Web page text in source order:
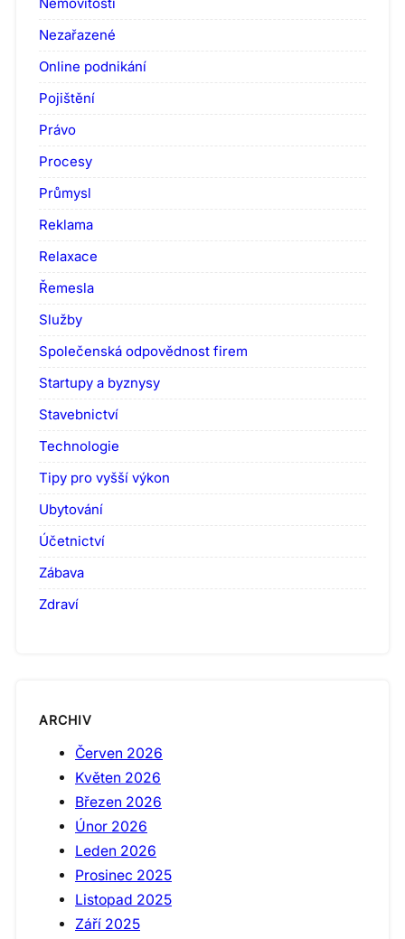
Nezařazené
Online podnikání
Pojištění
Právo
Procesy
Průmysl
Reklama
Relaxace
Řemesla
Služby
Společenská odpovědnost firem
Startupy a byznysy
Stavebnictví
Technologie
Tipy pro vyšší výkon
Ubytování
Účetnictví
Zábava
Zdraví
ARCHIV
Červen 2026
Květen 2026
Březen 2026
Únor 2026
Leden 2026
Prosinec 2025
Listopad 2025
Září 2025